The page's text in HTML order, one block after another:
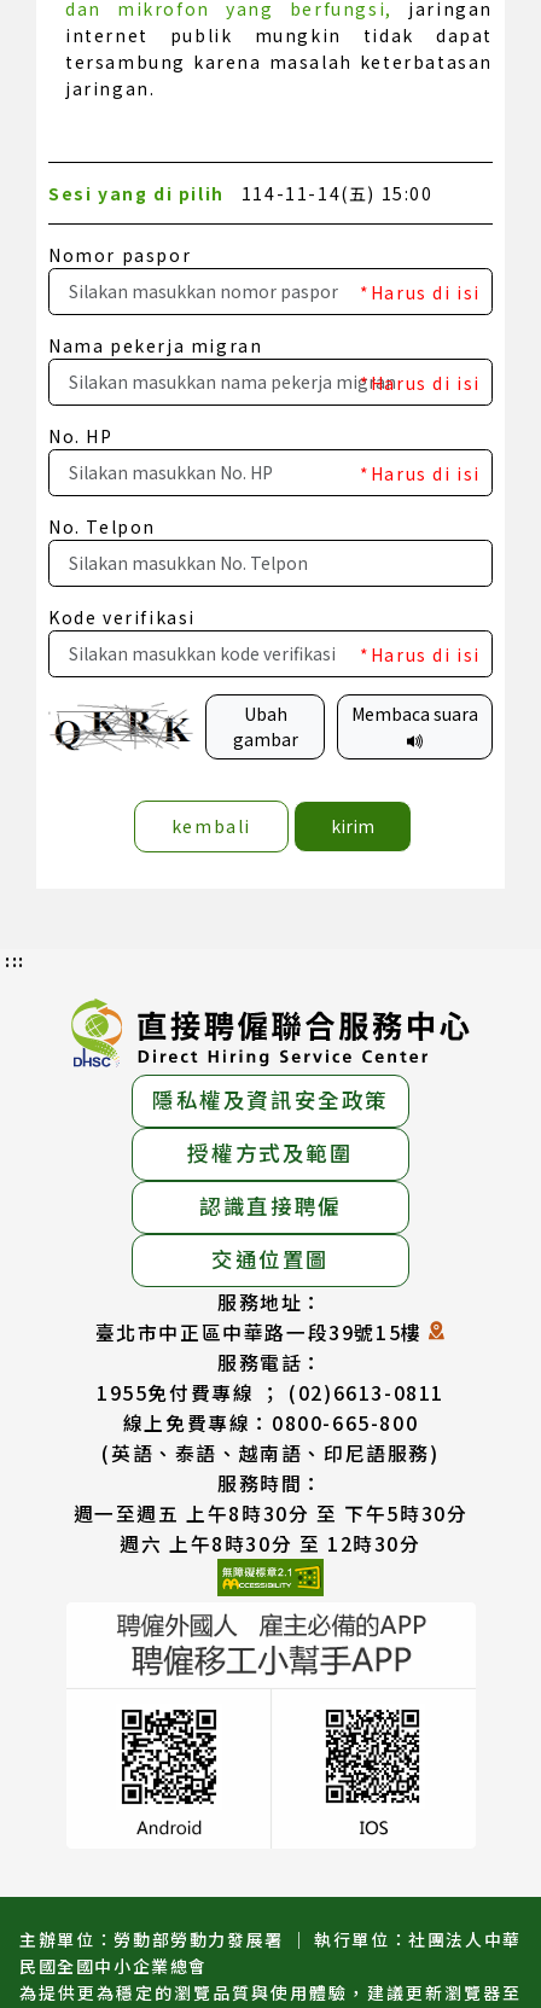
dan mikrofon yang berfungsi, jaringan
internet publik mungkin tidak dapat
tersambung karena masalah keterbatasan
jaringan.
Sesi yang di pilih 114-11-14(五) 15:00
Nomor paspor
*Harus di isi
Nama pekerja migran
*Harus di isi
No. HP
*Harus di isi
No. Telpon
Kode verifikasi
*Harus di isi
Ubah
gambar
Membaca suara
kembali kirim
:::
隱私權及資訊安全政策
授權方式及範圍
認識直接聘僱
交通位置圖
服務地址：
臺北市中正區中華路一段39號15樓
服務電話：
1955免付費專線 ； (02)6613-0811
線上免費專線：0800-665-800
(英語、泰語、越南語、印尼語服務)
服務時間：
週一至週五 上午8時30分 至 下午5時30分
週六 上午8時30分 至 12時30分
主辦單位：勞動部勞動力發展署 ｜ 執行單位：社團法人中華
民國全國中小企業總會
為提供更為穩定的瀏覽品質與使用體驗，建議更新瀏覽器至